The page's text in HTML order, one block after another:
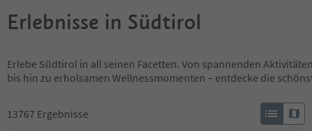
Erlebnisse in Südtirol
Erlebe Südtirol in all seinen Facetten. Von spannenden
bis hin zu erholsamen Wellnessmomenten – entdecke die
13767 Ergebnisse